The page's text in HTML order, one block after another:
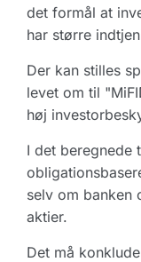
det formål at
har større
Der kan stilles
levet om til
høj
I det beregnede
selv om banken
aktier.
Det må